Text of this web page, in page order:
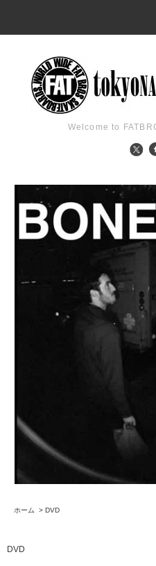
Welcome to
ホーム > DVD
DVD